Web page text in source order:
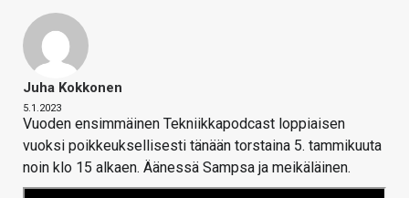
Juha Kokkonen
5.1.2023
Vuoden ensimmäinen Tekniikkapodcast loppiaisen
vuoksi poikkeuksellisesti tänään torstaina 5. tammikuuta
noin klo 15 alkaen. Äänessä Sampsa ja meikäläinen.